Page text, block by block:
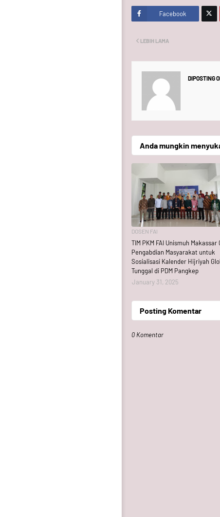
Facebook
LEBIH LAMA
DIPOSTING
Anda mungkin
DOSEN FAI
TIM PKM FAI Unismuh Makassar
Pengabdian Masyarakat untuk
Sosialisasi Kalender Hijriyah
Tunggal di PDM Pangkep
January 31, 2025
Posting Komentar
0 Komentar